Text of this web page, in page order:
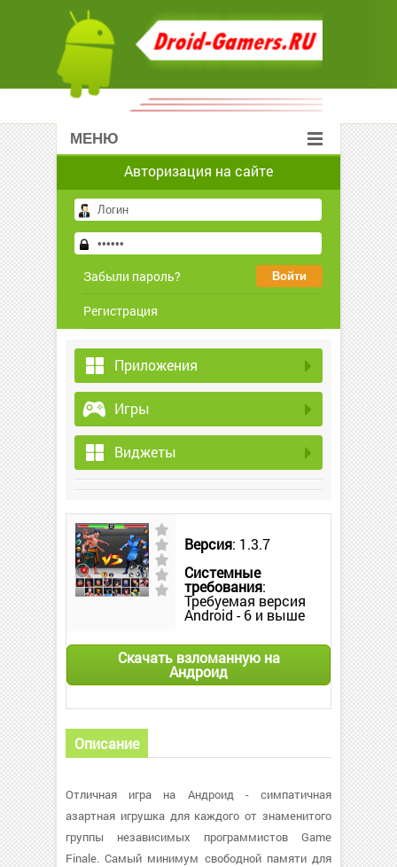
МЕНЮ
Авторизация на сайте
Забыли пароль?
Регистрация
Приложения
Игры
Виджеты
Версия: 1.3.7
Системные
требования:
Требуемая версия
Android - 6 и выше
Скачать взломанную на
Андроид
Описание
Отличная игра на Андроид - симпатичная
азартная игрушка для каждого от знаменитого
группы независимых программистов Game
Finale. Самый минимум свободной памяти для